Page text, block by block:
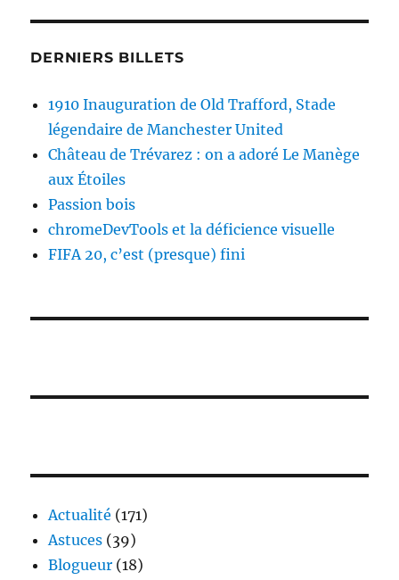
DERNIERS BILLETS
1910 Inauguration de Old Trafford, Stade
légendaire de Manchester United
Château de Trévarez : on a adoré Le Manège
aux Étoiles
Passion bois
chromeDevTools et la déficience visuelle
FIFA 20, c’est (presque) fini
Actualité (171)
Astuces (39)
Blogueur (18)